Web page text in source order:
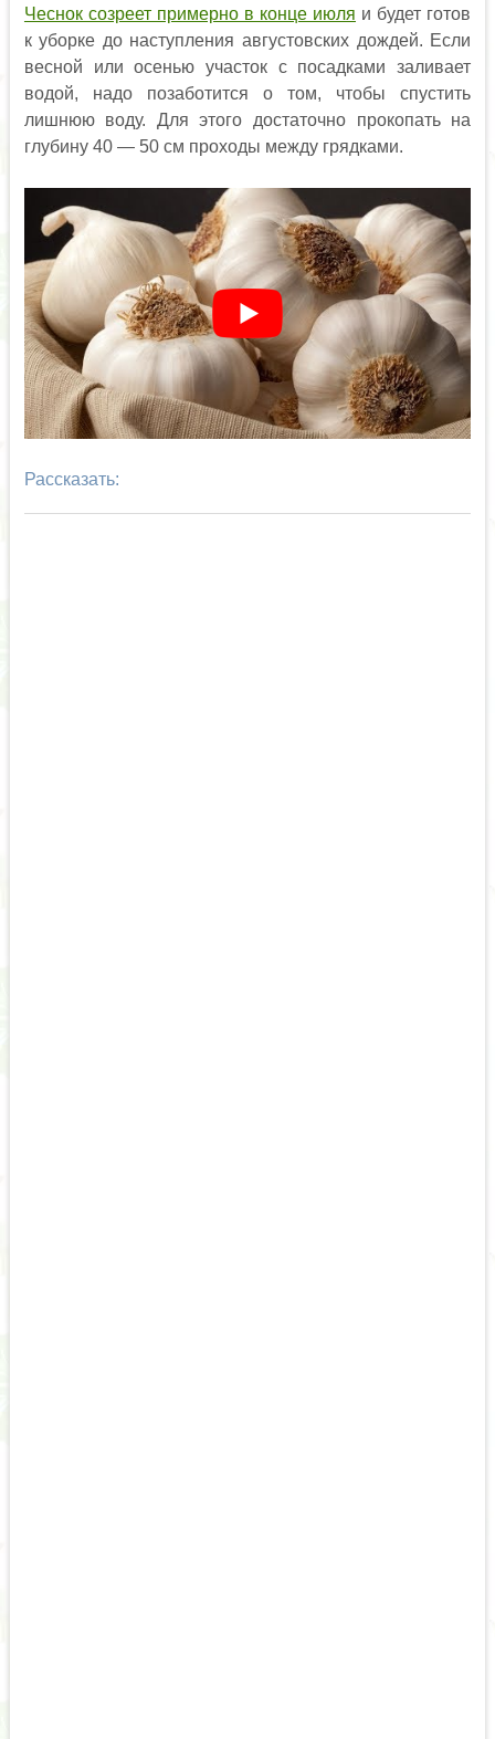
Чеснок созреет примерно в конце июля и будет готов
к уборке до наступления августовских дождей. Если
весной или осенью участок с посадками заливает
водой, надо позаботится о том, чтобы спустить
лишнюю воду. Для этого достаточно прокопать на
глубину 40 — 50 см проходы между грядками.
Рассказать: